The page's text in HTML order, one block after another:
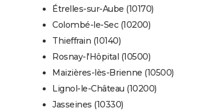
Étrelles-sur-Aube (10170)
Colombé-le-Sec (10200)
Thieffrain (10140)
Rosnay-l'Hôpital (10500)
Maizières-lès-Brienne (10500)
Lignol-le-Château (10200)
Jasseines (10330)